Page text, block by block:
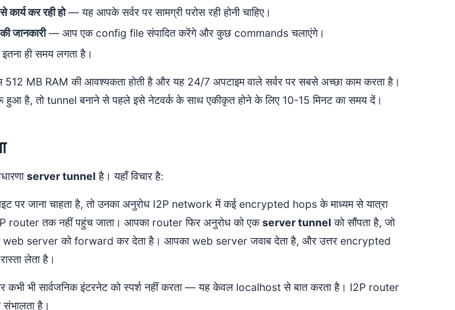
कर रही हो— यह आपके सर्वर पर सामग्री परोस रही होनी चाहिए।
जानकारी— आप एक config file संपादित करेंगे और कुछ commands चलाएंगे।
ही समय लगता है।
MB RAM की आवश्यकता होती है और यह 24/7 अपटाइम वाले सर्वर पर सबसे अच्छा काम करता है।
हुआ है, तो tunnel बनाने से पहले इसे नेटवर्क के साथ एकीकृत होने के लिए 10-15 मिनट का समय दें।
server tunnel है। यहाँ विचार है:
पर जाना चाहता है, तो उनका अनुरोध I2P network में कई encrypted hops के माध्यम से यात्रा
router तक नहीं पहुंच जाता। आपका router फिर अनुरोध को एकserver tunnel को सौंपता है, जो
server को forward कर देता है। आपका web server जवाब देता है, और उत्तर encrypted
लेता है।
कभी भी सार्वजनिक इंटरनेट को स्पर्श नहीं करता — यह केवल localhost से बात करता है। I2P router
है।